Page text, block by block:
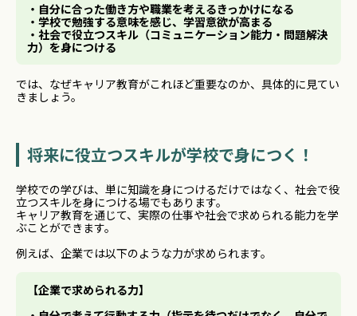
・自分に合った働き方や職業を考えるきっかけになる
・学校で勉強する意味を感じ、学習意欲が高まる
・社会で役立つスキル（コミュニケーション能力・問題解決
力）を身につける
では、なぜキャリア教育がこれほど重要なのか、具体的に見てい
きましょう。
将来に役立つスキルが学校で身につく！
学校での学びは、単に知識を身につけるだけではなく、社会で役
立つスキルを身につける場でもあります。
キャリア教育を通じて、実際の仕事や社会で求められる能力を学
ぶことができます。
例えば、企業では以下のような力が求められます。
【企業で求められる力】